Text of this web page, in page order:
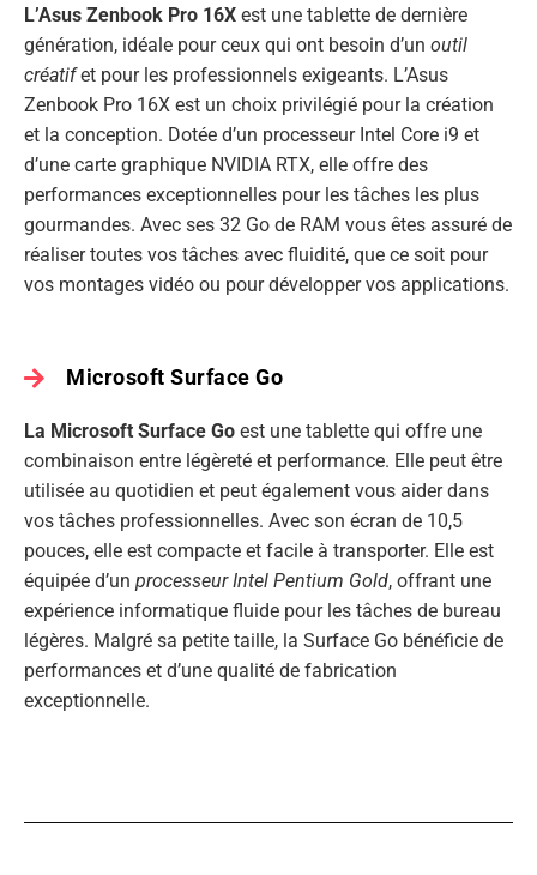
L’Asus Zenbook Pro 16X est une tablette de dernière
génération, idéale pour ceux qui ont besoin d’un outil
créatifet pour les professionnels exigeants. L’Asus
Zenbook Pro 16X est un choix privilégié pour la création
et la conception. Dotée d’un processeur Intel Core i9 et
d’une carte graphique NVIDIA RTX, elle offre des
performances exceptionnelles pour les tâches les plus
gourmandes. Avec ses 32 Go de RAM vous êtes assuré de
réaliser toutes vos tâches avec fluidité, que ce soit pour
vos montages vidéo ou pour développer vos applications.
Microsoft Surface Go
La Microsoft Surface Go est une tablette qui offre une
combinaison entre légèreté et performance. Elle peut être
utilisée au quotidien et peut également vous aider dans
vos tâches professionnelles. Avec son écran de 10,5
pouces, elle est compacte et facile à transporter. Elle est
équipée d’un processeur Intel Pentium Gold, offrant une
expérience informatique fluide pour les tâches de bureau
légères. Malgré sa petite taille, la Surface Go bénéficie de
performances et d’une qualité de fabrication
exceptionnelle.